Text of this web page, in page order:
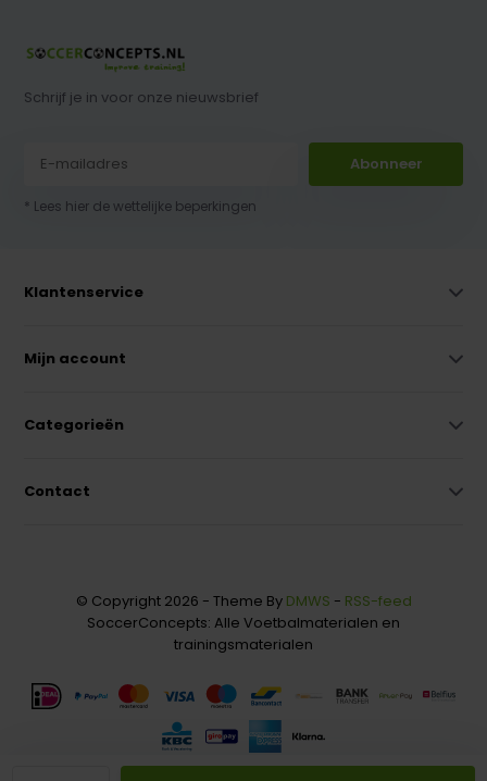
Schrijf je in voor onze nieuwsbrief
Abonneer
* Lees hier de wettelijke beperkingen
Klantenservice
Mijn account
Categorieën
Contact
© Copyright 2026 - Theme By DMWS - RSS-feed
SoccerConcepts: Alle Voetbalmaterialen en
trainingsmaterialen